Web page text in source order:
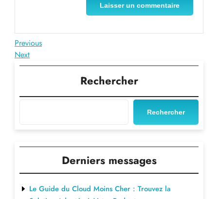
Navigation
de
Previous
Post
Previous
Next
Post
Next
Rechercher
Rechercher
Derniers messages
Le Guide du Cloud Moins Cher : Trouvez la